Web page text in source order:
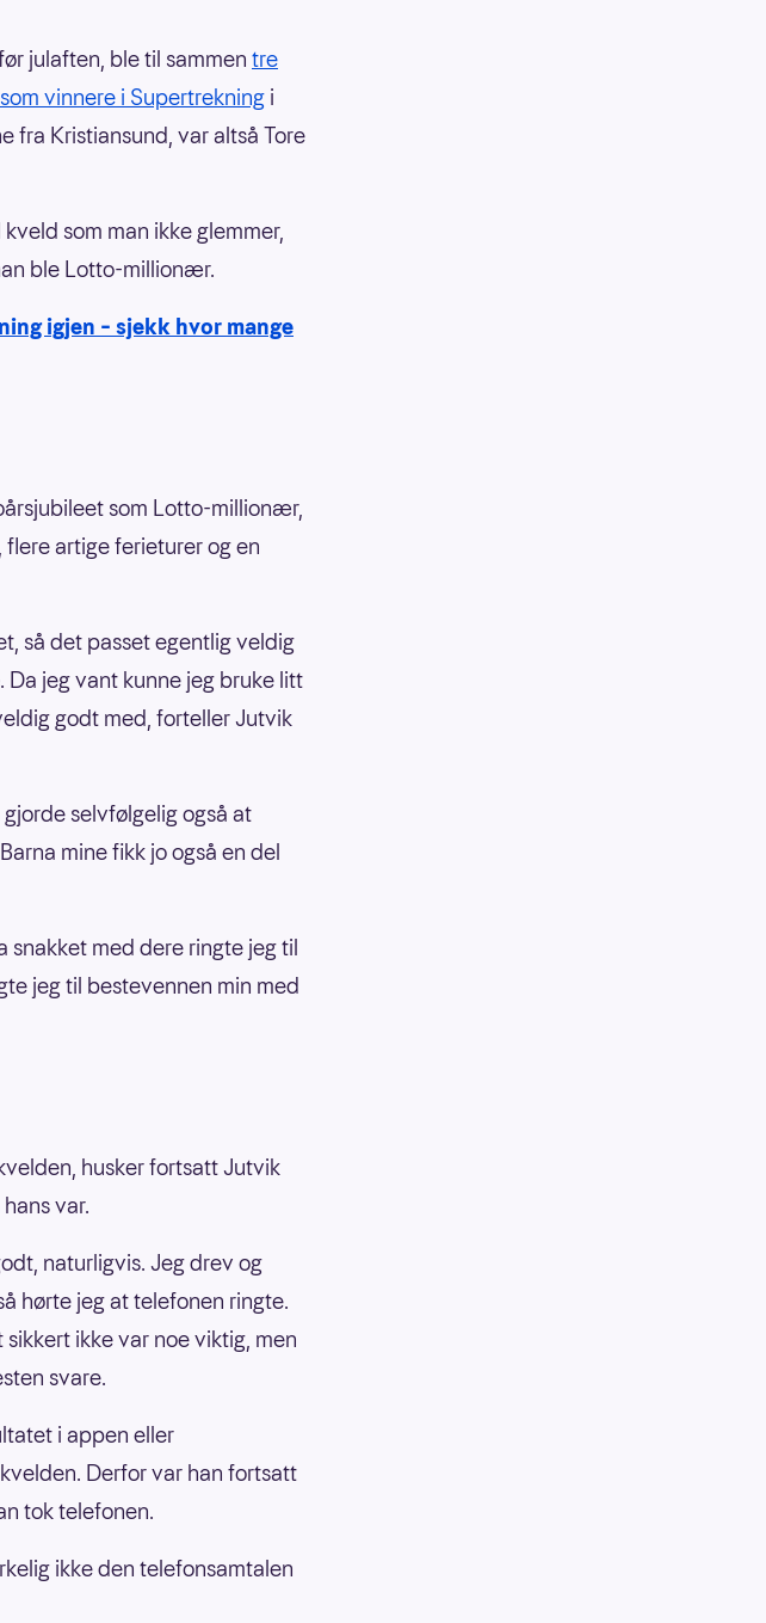
julaften, ble til sammen tre
vinnere i Supertrekning i
fra Kristiansund, var altså Tore
som man ikke glemmer,
ble Lotto-millionær.
igjen – sjekk hvor mange
som Lotto-millionær,
artige ferieturer og en
så det passet egentlig veldig
jeg vant kunne jeg bruke litt
godt med, forteller Jutvik
selvfølgelig også at
mine fikk jo også en del
snakket med dere ringte jeg til
jeg til bestevennen min med
husker fortsatt Jutvik
var.
naturligvis. Jeg drev og
hørte jeg at telefonen ringte.
ikke var noe viktig, men
svare.
i appen eller
Derfor var han fortsatt
tok telefonen.
ikke den telefonsamtalen